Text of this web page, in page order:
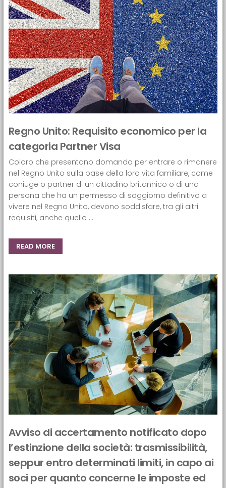
Regno Unito: Requisito economico per la
categoria Partner Visa
Coloro che presentano domanda per entrare o rimanere
nel Regno Unito sulla base della loro vita familiare, come
coniuge o partner di un cittadino britannico o di una
persona che ha un permesso di soggiorno definitivo a
vivere nel Regno Unito, devono soddisfare, tra gli altri
requisiti, anche quello ...
READ MORE
Avviso di accertamento notificato dopo
l’estinzione della società: trasmissibilità,
seppur entro determinati limiti, in capo ai
soci per quanto concerne le imposte ed